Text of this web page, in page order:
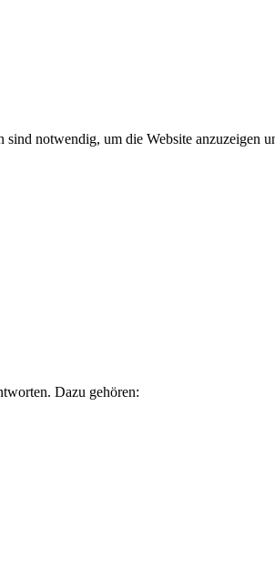
notwendig, um die Website anzuzeigen
Dazu gehören: